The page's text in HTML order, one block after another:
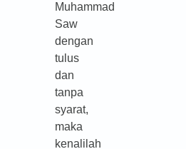
Muhammad
Saw
dengan
tulus
dan
tanpa
syarat,
maka
kenalilah